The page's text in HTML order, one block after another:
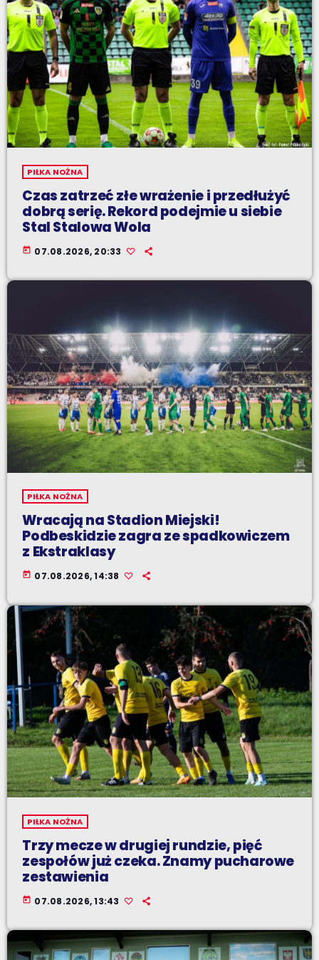
PIŁKA NOŻNA
Czas zatrzeć złe wrażenie i przedłużyć
dobrą serię. Rekord podejmie u siebie
Stal Stalowa Wola
today 07.08.2026, 20:33
PIŁKA NOŻNA
Wracają na Stadion Miejski!
Podbeskidzie zagra ze spadkowiczem
z Ekstraklasy
today 07.08.2026, 14:38
PIŁKA NOŻNA
Trzy mecze w drugiej rundzie, pięć
zespołów już czeka. Znamy pucharowe
zestawienia
today 07.08.2026, 13:43